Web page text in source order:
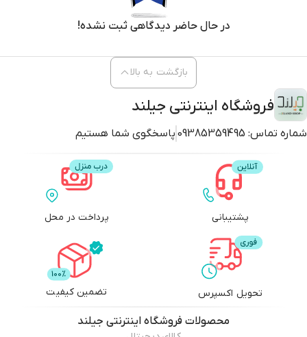
در حال حاضر دیدگاهی ثبت نشده!
فروشگاه اینترنتی جیلند
شماره تماس: 09385359495 پاسخگوی شما هستیم
بازگشت به بالا
پشتیبانی پرداخت در محل
تحویل اکسپرس تضمین کیفیت
محصولات فروشگاه اینترنتی جیلند